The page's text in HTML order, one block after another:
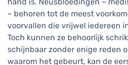
– behoren tot de meest
voorvallen die vrijwel iedereen
Toch kunnen ze behoorlijk
schijnbaar zonder enige reden
waarom het gebeurt, kan de